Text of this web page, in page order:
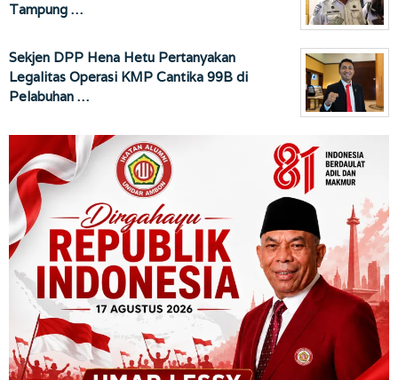
Tampung …
Sekjen DPP Hena Hetu Pertanyakan
Legalitas Operasi KMP Cantika 99B di
Pelabuhan …